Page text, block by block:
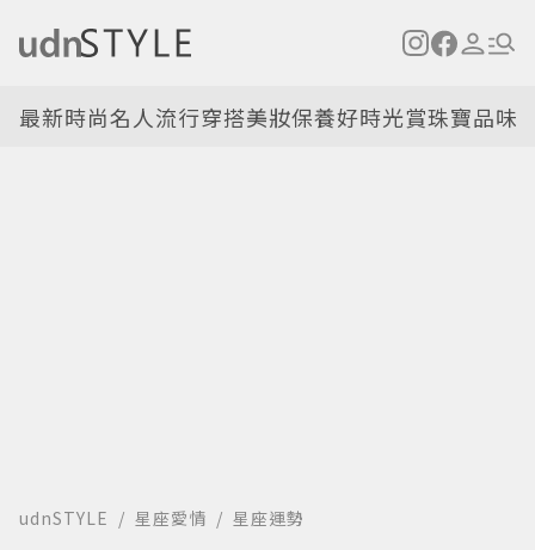
最新時尚名人流行穿搭美妝保養好時光賞珠寶品味
udnSTYLE 星座愛情 星座運勢